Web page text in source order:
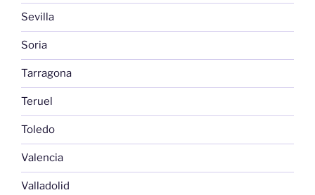
Sevilla
Soria
Tarragona
Teruel
Toledo
Valencia
Valladolid